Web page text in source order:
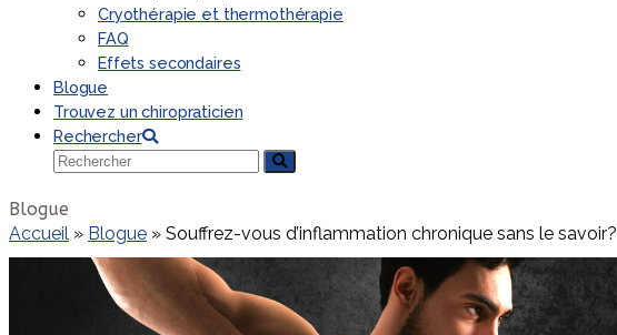
Cryothérapie et thermothérapie
FAQ
Effets secondaires
Blogue
Trouvez un chiropraticien
Rechercher
Rechercher
Blogue
Accueil » Blogue » Souffrez-vous d’inflammation chronique sans le savoir?